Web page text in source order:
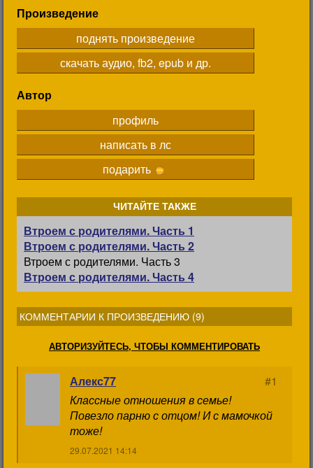
Произведение
поднять произведение
скачать аудио, fb2, epub и др.
Автор
профиль
написать в лс
подарить
ЧИТАЙТЕ ТАКЖЕ
Втроем с родителями. Часть 1
Втроем с родителями. Часть 2
Втроем с родителями. Часть 3
Втроем с родителями. Часть 4
КОММЕНТАРИИ К ПРОИЗВЕДЕНИЮ (9)
АВТОРИЗУЙТЕСЬ, ЧТОБЫ КОММЕНТИРОВАТЬ
Алекс77
#1
Классные отношения в семье!
Повезло парню с отцом! И с мамочкой
тоже!
29.07.2021 14:14